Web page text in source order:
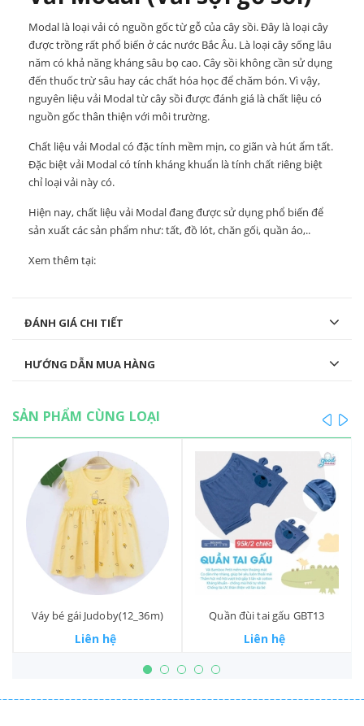
Modal là loại vải có nguồn gốc từ gỗ của cây sồi. Đây là loại cây
được trồng rất phổ biến ở các nước Bắc Âu. Là loại cây sống lâu
năm có khả năng kháng sâu bọ cao. Cây sồi không cần sử dụng
đến thuốc trừ sâu hay các chất hóa học để chăm bón. Vì vậy,
nguyên liệu vải Modal từ cây sồi được đánh giá là chất liệu có
nguồn gốc thân thiện với môi trường.
Chất liệu vải Modal có đặc tính mềm mịn, co giãn và hút ẩm tất.
Đặc biệt vải Modal có tính kháng khuẩn là tính chất riêng biệt
chỉ loại vải này có.
Hiện nay, chất liệu vải Modal đang được sử dụng phổ biến để
sản xuất các sản phẩm như: tất,đồ lót, chăn gối, quần áo,..
Xem thêm tại:
ĐÁNH GIÁ CHI TIẾT
HƯỚNG DẪN MUA HÀNG
SẢN PHẨM CÙNG LOẠI
Váy bé gái Judoby(12_36m)
Liên hệ
Quần đùi tai gấu GBT13
Liên hệ
prev